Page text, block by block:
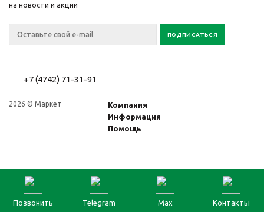
на новости и акции
+7 (4742) 71-31-91
2026 © Маркет
Компания
Информация
Помощь
Позвонить Telegram Max Контакты